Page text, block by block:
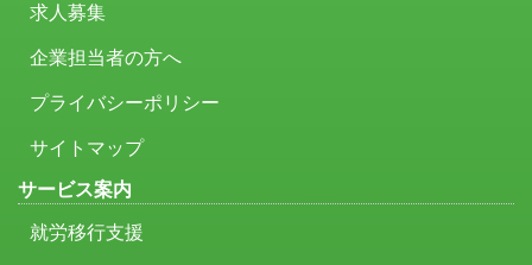
求人募集
企業担当者の方へ
プライバシーポリシー
サイトマップ
サービス案内
就労移行支援